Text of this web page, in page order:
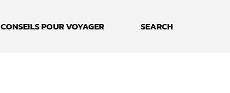
CONSEILS POUR VOYAGER SEARCH